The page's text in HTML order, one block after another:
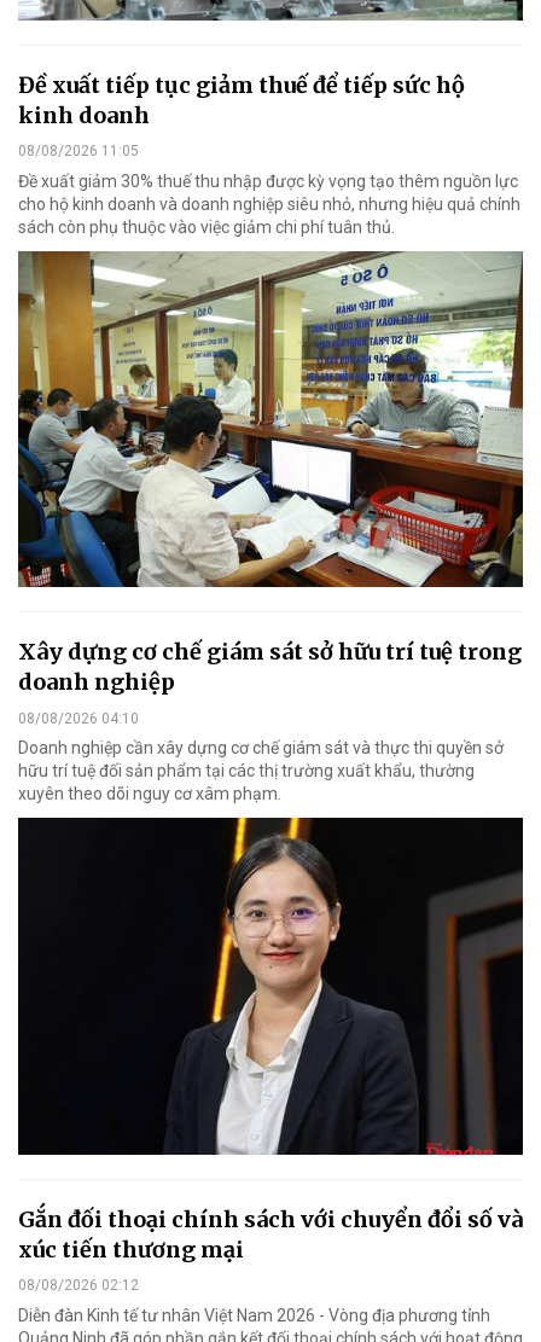
Đề xuất tiếp tục giảm thuế để tiếp sức hộ
kinh doanh
08/08/2026 11:05
Đề xuất giảm 30% thuế thu nhập được kỳ vọng tạo thêm nguồn lực
cho hộ kinh doanh và doanh nghiệp siêu nhỏ, nhưng hiệu quả chính
sách còn phụ thuộc vào việc giảm chi phí tuân thủ.
Xây dựng cơ chế giám sát sở hữu trí tuệ trong
doanh nghiệp
08/08/2026 04:10
Doanh nghiệp cần xây dựng cơ chế giám sát và thực thi quyền sở
hữu trí tuệ đối sản phẩm tại các thị trường xuất khẩu, thường
xuyên theo dõi nguy cơ xâm phạm.
Gắn đối thoại chính sách với chuyển đổi số và
xúc tiến thương mại
08/08/2026 02:12
Diễn đàn Kinh tế tư nhân Việt Nam 2026 - Vòng địa phương tỉnh